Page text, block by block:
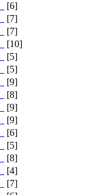
[6]
[7]
[7]
[10]
[5]
[5]
[9]
[8]
[9]
[9]
[6]
[5]
[8]
[4]
[7]